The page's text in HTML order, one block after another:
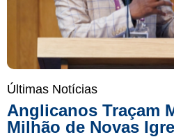
Últimas Notícias
Anglicanos Traçam
Milhão de Novas